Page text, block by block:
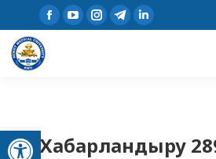
Open toolbar
Хабарландыру